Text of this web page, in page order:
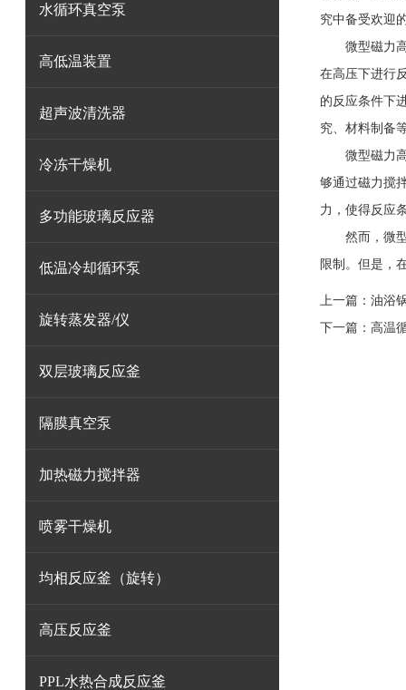
究中备受欢迎
微型磁力
在高压下进行
的反应条件下
究、材料制备
微型磁力高
够通过磁力搅
力，使得反应
然而，微型
限制。但是，
上一篇： 油浴
下一篇： 高温
水循环真空泵
高低温装置
超声波清洗器
冷冻干燥机
多功能玻璃反应器
低温冷却循环泵
旋转蒸发器/仪
双层玻璃反应釜
隔膜真空泵
加热磁力搅拌器
喷雾干燥机
均相反应釜（旋转）
高压反应釜
PPL水热合成反应釜